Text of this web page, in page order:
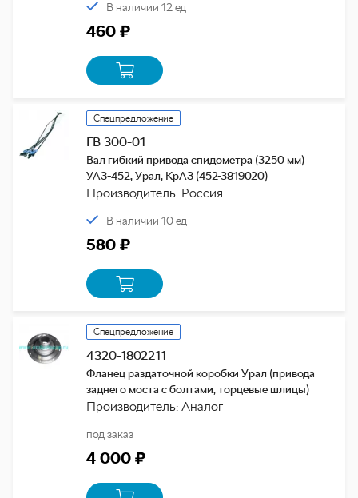
В наличии 12 ед
460 ₽
Спецпредложение
ГВ 300-01
Вал гибкий привода спидометра (3250 мм)
УАЗ-452, Урал, КрАЗ (452-3819020)
Производитель: Россия
В наличии 10 ед
580 ₽
Спецпредложение
4320-1802211
Фланец раздаточной коробки Урал (привода
заднего моста с болтами, торцевые шлицы)
Производитель: Аналог
под заказ
4 000 ₽